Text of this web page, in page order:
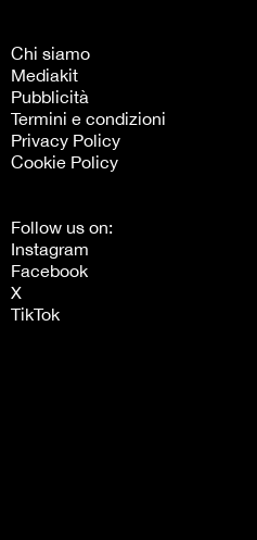
Chi siamo
Mediakit
Pubblicità
Termini e condizioni
Privacy Policy
Cookie Policy
Follow us on:
Instagram
Facebook
X
TikTok